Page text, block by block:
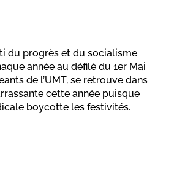
du progrès et du socialisme
année au défilé du 1er Mai
de l’UMT, se retrouve dans
cette année puisque
boycotte les festivités.